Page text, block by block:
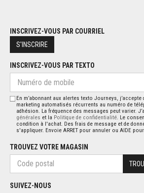
INSCRIVEZ-VOUS PAR COURRIEL
S'INSCRIRE
INSCRIVEZ-VOUS PAR TEXTO
En m’abonnant aux alertes texto Journeys,
marketing automatisés récurrents au numéro de
adhésion. La fréquence des messages peut varier.
générales et la Politique de confidentialité . Le
condition à l'achat. Des frais de message et de
s'appliquer. Envoie ARRET pour annuler ou AIDE pour
TROUVEZ VOTRE MAGASIN
SUIVEZ-NOUS